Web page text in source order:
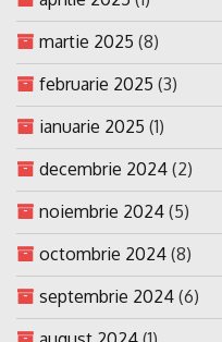
martie 2025 (8)
februarie 2025 (3)
ianuarie 2025 (1)
decembrie 2024 (2)
noiembrie 2024 (5)
octombrie 2024 (8)
septembrie 2024 (6)